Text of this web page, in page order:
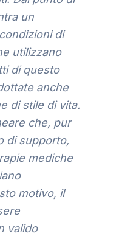
un
di
utilizzano
di questo
anche
di stile di vita.
che, pur
di supporto,
mediche
motivo, il
valido